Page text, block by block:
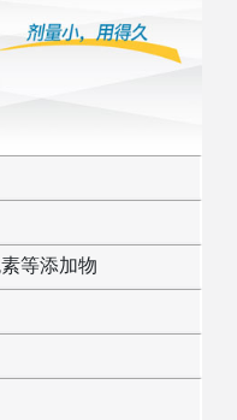
等添加物